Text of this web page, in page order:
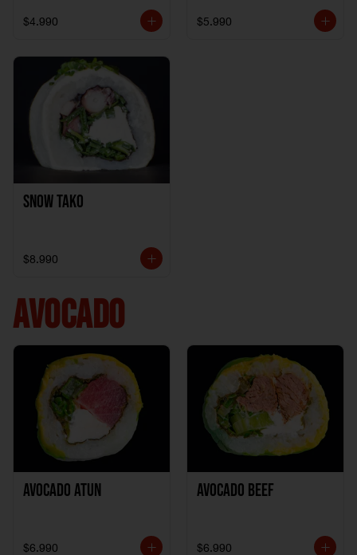
$4.990 $5.990
Snow Tako
$8.990
AVOCADO
Avocado Atun
$6.990
Avocado Beef
$6.990